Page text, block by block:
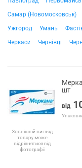
Самар (Новомосковськ)
Ужгород
Умань
Черкаси
Чернівці
Зовнішній вигляд
товару може
відрізнятися від
фотографії
шт
від